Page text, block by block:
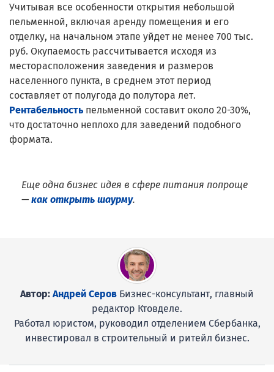
Учитывая все особенности открытия небольшой
пельменной, включая аренду помещения и его
отделку, на начальном этапе уйдет не менее 700 тыс.
руб. Окупаемость рассчитывается исходя из
месторасположения заведения и размеров
населенного пункта, в среднем этот период
составляет от полугода до полутора лет.
Рентабельность пельменной составит около 20-30%,
что достаточно неплохо для заведений подобного
формата.
Еще одна бизнес идея в сфере питания попроще
— как открыть шаурму.
Автор: Андрей Серов Бизнес-консультант, главный
редактор Ктовделе.
Работал юристом, руководил отделением Сбербанка,
инвестировал в строительный и ритейл бизнес.